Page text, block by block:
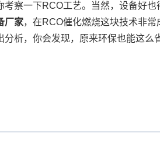
察一下RCO工艺。当然，设备好也
厂家，在RCO催化燃烧这块技术非常
析，你会发现，原来环保也能这么